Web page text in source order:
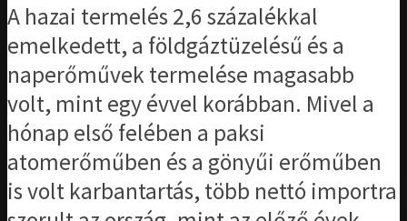
A hazai termelés 2,6 százalékkal
emelkedett, a földgáztüzelésű és a
naperőművek termelése magasabb
volt, mint egy évvel korábban. Mivel a
hónap első felében a paksi
atomerőműben és a gönyűi erőműben
is volt karbantartás, több nettó importra